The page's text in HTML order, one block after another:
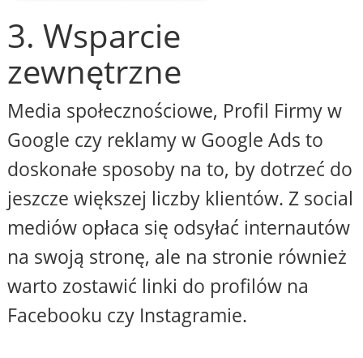
3. Wsparcie
zewnętrzne
Media społecznościowe, Profil Firmy w
Google czy reklamy w Google Ads to
doskonałe sposoby na to, by dotrzeć do
jeszcze większej liczby klientów. Z social
mediów opłaca się odsyłać internautów
na swoją stronę, ale na stronie również
warto zostawić linki do profilów na
Facebooku czy Instagramie.